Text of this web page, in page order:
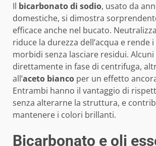
Il bicarbonato di sodio, usato da
domestiche, si dimostra
efficace anche nel bucato.
riduce la durezza dell’acqua e rende
morbidi senza lasciare residui.
direttamente in fase di centrifuga,
all’aceto bianco per un effetto
Entrambi hanno il vantaggio di
senza alterarne la struttura, e
mantenere i colori brillanti.
Bicarbonato e oli